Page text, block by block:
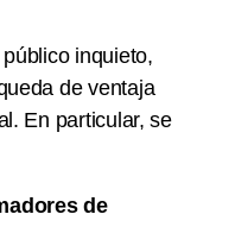
inquieto,
de ventaja
En particular, se
de